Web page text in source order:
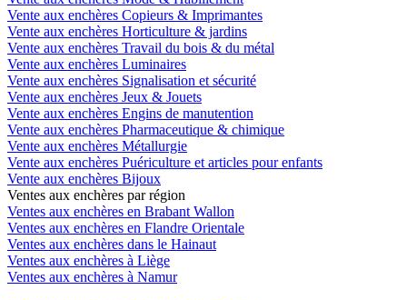
Vente aux enchères Copieurs & Imprimantes
Vente aux enchères Horticulture & jardins
Vente aux enchères Travail du bois & du métal
Vente aux enchères Luminaires
Vente aux enchères Signalisation et sécurité
Vente aux enchères Jeux & Jouets
Vente aux enchères Engins de manutention
Vente aux enchères Pharmaceutique & chimique
Vente aux enchères Métallurgie
Vente aux enchères Puériculture et articles pour enfants
Vente aux enchères Bijoux
Ventes aux enchères par région
Ventes aux enchères en Brabant Wallon
Ventes aux enchères en Flandre Orientale
Ventes aux enchères dans le Hainaut
Ventes aux enchères à Liège
Ventes aux enchères à Namur